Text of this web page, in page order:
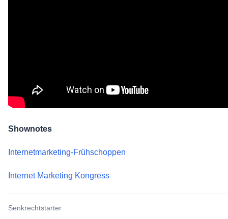
Shownotes
Internetmarketing-Frühschoppen
Internet Marketing Kongress
Senkrechtstarter